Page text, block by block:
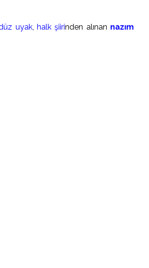
uyak, halk şiirinden alınan nazım